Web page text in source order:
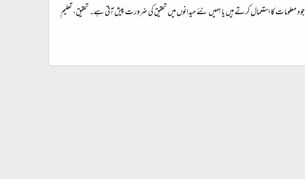
کا استعمال کرتے ہیں یا ہمیں نئے میدانوں میں تحقیق کی ضرورت پیش آتی ہے۔ تحقیق، تعلیم